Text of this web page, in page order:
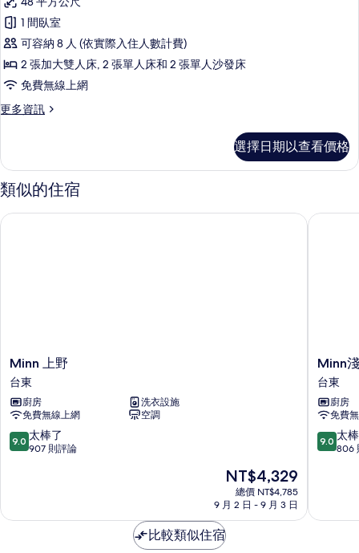
Deluxe
6
Beds
的
所
有
1 間臥室
可容納 8 人 (依實際入住人數計費)
2 張加大雙人床, 2 張單人床和 2 張單人沙發床
免費無線上網
更多資訊
更
Beds
的
詳
選擇日期以查看價格
類似的住宿
Minn
上
野
台
東
Minn 上野
台東
廚房
洗衣設施
免費無線上網
空調
9.0
分，
太
9.0 太棒了
907 則評論
現
價
為
NT$4,329
NT$4,329
總價 NT$4,785
9 月 2 日 - 9 月 3 日
Minn 上野
Minn
淺
草
合
羽
橋
台
Minn
台東
廚房
免費
9.0
分，
太
9.0 太
806
Minn淺
比較類似住宿